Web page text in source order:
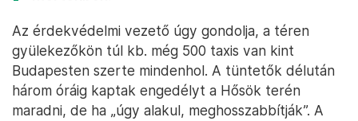
Az érdekvédelmi vezető úgy gondolja, a téren
gyülekezőkön túl kb. még 500 taxis van kint
Budapesten szerte mindenhol. A tüntetők délután
három óráig kaptak engedélyt a Hősök terén
maradni, de ha „úgy alakul, meghosszabbítják”. A